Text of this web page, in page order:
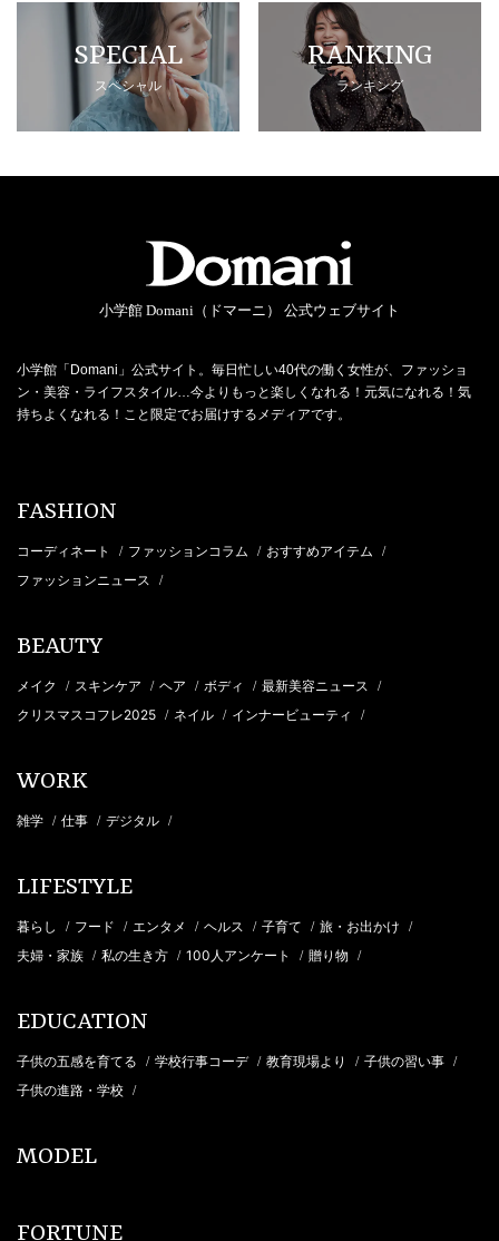
SPECIAL
スペシャル
RANKING
ランキング
小学館 Domani（ドマーニ） 公式ウェブサイト
小学館「Domani」公式サイト。毎日忙しい40代の働く女性が、ファッショ
ン・美容・ライフスタイル…今よりもっと楽しくなれる！元気になれる！気
持ちよくなれる！こと限定でお届けするメディアです。
FASHION
コーディネート / ファッションコラム / おすすめアイテム /
ファッションニュース /
BEAUTY
メイク / スキンケア / ヘア / ボディ / 最新美容ニュース /
クリスマスコフレ2025 / ネイル / インナービューティ /
WORK
雑学 / 仕事 / デジタル /
LIFESTYLE
暮らし / フード / エンタメ / ヘルス / 子育て / 旅・お出かけ /
夫婦・家族 / 私の生き方 / 100人アンケート / 贈り物 /
EDUCATION
子供の五感を育てる / 学校行事コーデ / 教育現場より / 子供の習い事 /
子供の進路・学校 /
MODEL
FORTUNE